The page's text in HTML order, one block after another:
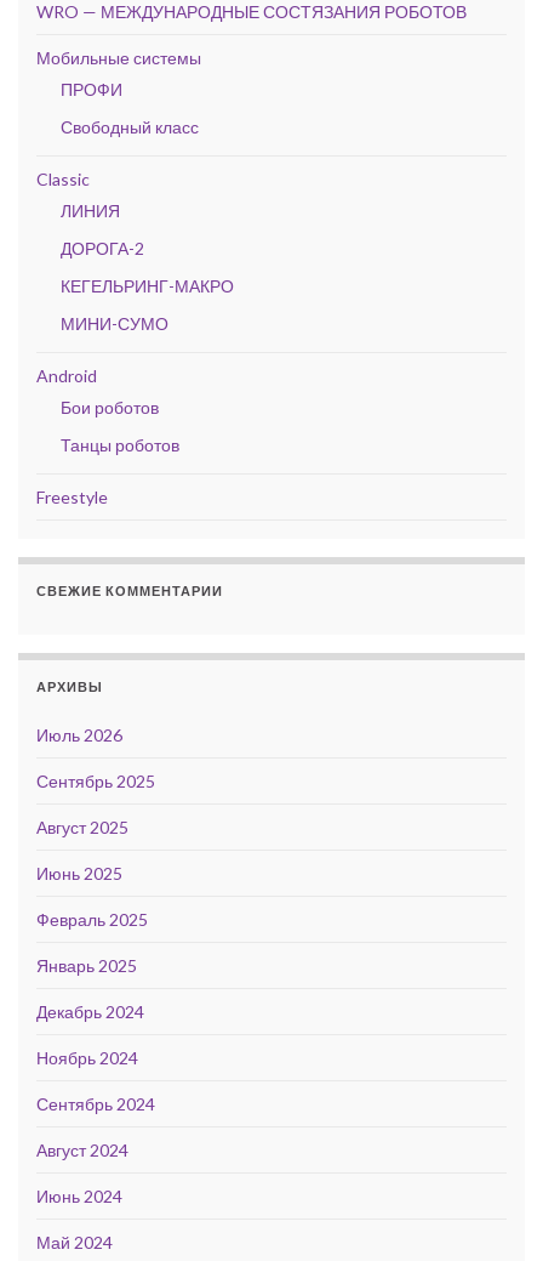
WRO — МЕЖДУНАРОДНЫЕ СОСТЯЗАНИЯ РОБОТОВ
Мобильные системы
ПРОФИ
Свободный класс
Classic
ЛИНИЯ
ДОРОГА-2
КЕГЕЛЬРИНГ-МАКРО
МИНИ-СУМО
Android
Бои роботов
Танцы роботов
Freestyle
СВЕЖИЕ КОММЕНТАРИИ
АРХИВЫ
Июль 2026
Сентябрь 2025
Август 2025
Июнь 2025
Февраль 2025
Январь 2025
Декабрь 2024
Ноябрь 2024
Сентябрь 2024
Август 2024
Июнь 2024
Май 2024